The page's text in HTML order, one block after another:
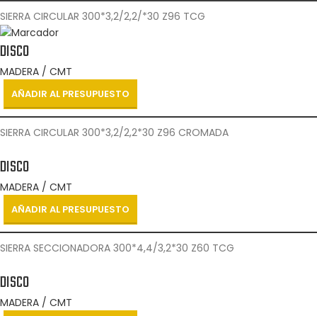
SIERRA CIRCULAR 300*3,2/2,2/*30 Z96 TCG
DISCO
MADERA / CMT
AÑADIR AL PRESUPUESTO
SIERRA CIRCULAR 300*3,2/2,2*30 Z96 CROMADA
DISCO
MADERA / CMT
AÑADIR AL PRESUPUESTO
SIERRA SECCIONADORA 300*4,4/3,2*30 Z60 TCG
DISCO
MADERA / CMT